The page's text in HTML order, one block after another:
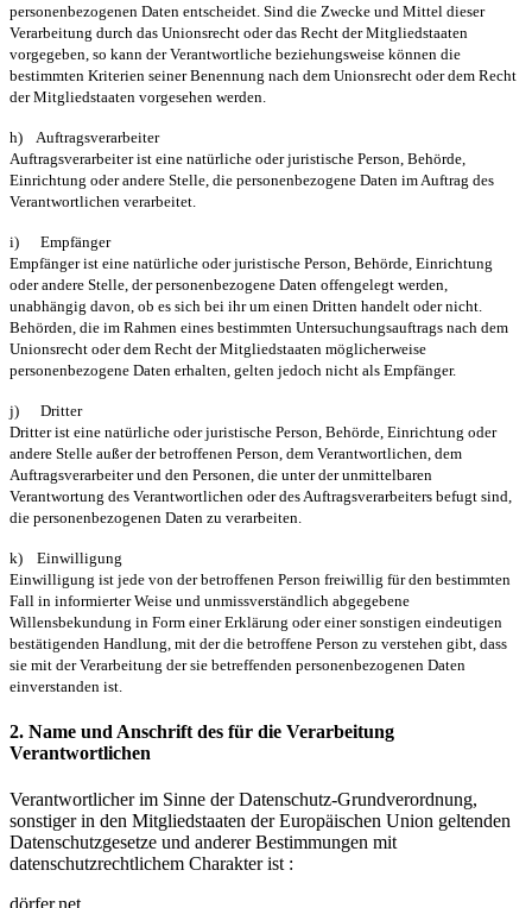
personenbezogenen Daten entscheidet. Sind die Zwecke und Mittel dieser
Verarbeitung durch das Unionsrecht oder das Recht der Mitgliedstaaten
vorgegeben, so kann der Verantwortliche beziehungsweise können die
bestimmten Kriterien seiner Benennung nach dem Unionsrecht oder dem Recht
der Mitgliedstaaten vorgesehen werden.
h) Auftragsverarbeiter
Auftragsverarbeiter ist eine natürliche oder juristische Person, Behörde,
Einrichtung oder andere Stelle, die personenbezogene Daten im Auftrag des
Verantwortlichen verarbeitet.
i) Empfänger
Empfänger ist eine natürliche oder juristische Person, Behörde, Einrichtung
oder andere Stelle, der personenbezogene Daten offengelegt werden,
unabhängig davon, ob es sich bei ihr um einen Dritten handelt oder nicht.
Behörden, die im Rahmen eines bestimmten Untersuchungsauftrags nach dem
Unionsrecht oder dem Recht der Mitgliedstaaten möglicherweise
personenbezogene Daten erhalten, gelten jedoch nicht als Empfänger.
j) Dritter
Dritter ist eine natürliche oder juristische Person, Behörde, Einrichtung oder
andere Stelle außer der betroffenen Person, dem Verantwortlichen, dem
Auftragsverarbeiter und den Personen, die unter der unmittelbaren
Verantwortung des Verantwortlichen oder des Auftragsverarbeiters befugt sind,
die personenbezogenen Daten zu verarbeiten.
k) Einwilligung
Einwilligung ist jede von der betroffenen Person freiwillig für den bestimmten
Fall in informierter Weise und unmissverständlich abgegebene
Willensbekundung in Form einer Erklärung oder einer sonstigen eindeutigen
bestätigenden Handlung, mit der die betroffene Person zu verstehen gibt, dass
sie mit der Verarbeitung der sie betreffenden personenbezogenen Daten
einverstanden ist.
2. Name und Anschrift des für die Verarbeitung
Verantwortlichen
Verantwortlicher im Sinne der Datenschutz-Grundverordnung,
sonstiger in den Mitgliedstaaten der Europäischen Union geltenden
Datenschutzgesetze und anderer Bestimmungen mit
datenschutzrechtlichem Charakter ist :